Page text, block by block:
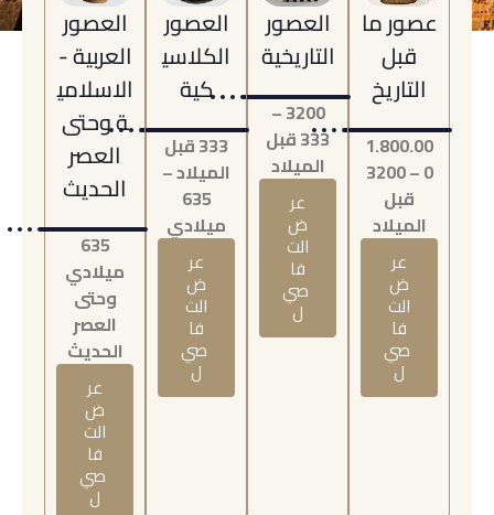
عصور ما
قبل
التاريخ
1.800.00
0 – 3200
قبل
الميلاد
عر
ض
الت
فا
صي
ل
العصور
التاريخية
3200 –
333 قبل
الميلاد
عر
ض
الت
فا
صي
ل
العصور
الكلاسي
كية
333 قبل
الميلاد –
635
ميلادي
عر
ض
الت
فا
صي
ل
العصور
العربية -
الاسلامي
ة وحتى
العصر
الحديث
635
ميلادي
وحتى
العصر
الحديث
عر
ض
الت
فا
صي
ل